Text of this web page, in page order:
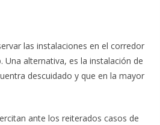
las instalaciones en el corredor
alternativa, es la instalación de
descuidado y que en la mayor
ante los reiterados casos de